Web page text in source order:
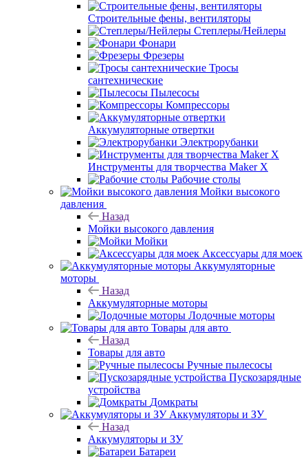
Строительные фены, вентиляторы
Степлеры/Нейлеры
Фонари
Фрезеры
Тросы
сантехнические
Пылесосы
Компрессоры
Аккумуляторные отвертки
Электрорубанки
Инструменты для творчества Maker X
Рабочие столы
Мойки высокого
давления
Назад
Мойки высокого давления
Мойки
Аксессуары для моек
Аккумуляторные
моторы
Назад
Аккумуляторные моторы
Лодочные моторы
Товары для авто
Назад
Товары для авто
Ручные пылесосы
Пускозарядные
устройства
Домкраты
Аккумуляторы и ЗУ
Назад
Аккумуляторы и ЗУ
Батареи